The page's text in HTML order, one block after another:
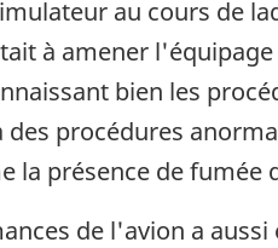
au cours de
à amener
bien les
des procédures
la présence de
de l'avion a